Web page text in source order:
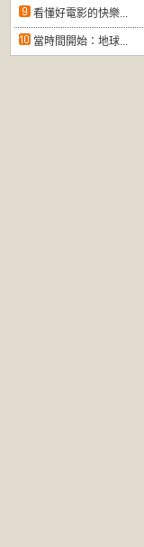
看懂好電影的快樂...
當時間開始：地球...